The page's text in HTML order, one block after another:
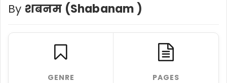
By शबनम (Shabanam )
GENRE PAGES